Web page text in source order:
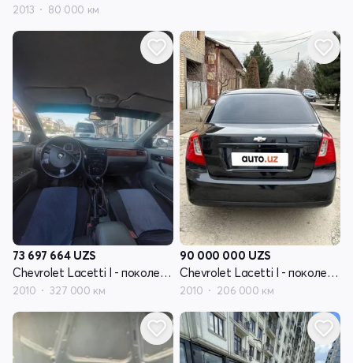
2013 80 000 км
73 697 664 UZS
Chevrolet Lacetti I - поколение
2010 327 000 км
90 000 000 UZS
Chevrolet Lacetti I - поколение
2010 206 000 км